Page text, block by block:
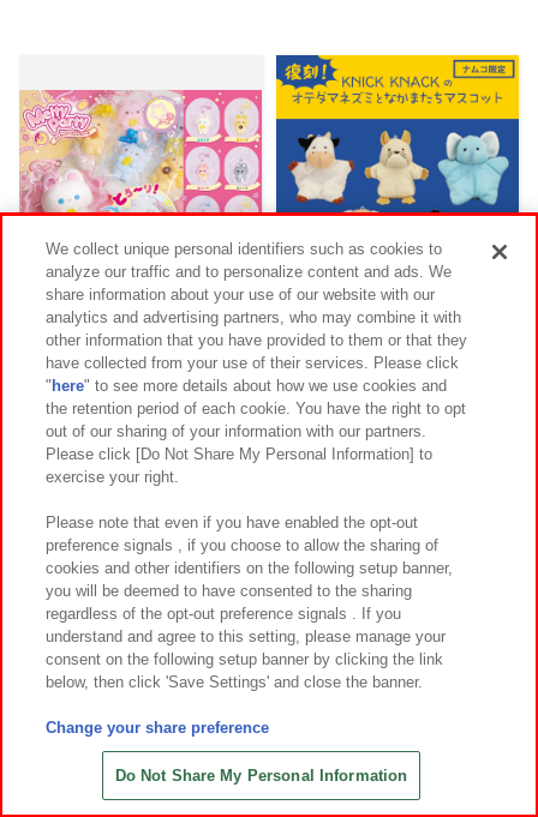
Melty Party スクイーズ
2026年6月第4週～登場
KNICK KNACKのオテダマネズミと
なかまたちマスコット
2026年6月20日～登場
わくわくの森 危険生物ぬいぐるみ L
2026年6月 20日～登場
CGエモルギア01
We collect unique personal identifiers such as cookies to
analyze our traffic and to personalize content and ads. We
share information about your use of our website with our
analytics and advertising partners, who may combine it with
other information that you have provided to them or that they
have collected from your use of their services. Please click
" here" to see more details about how we use cookies and
the retention period of each cookie. You have the right to opt
out of our sharing of your information with our partners.
Please click [Do Not Share My Personal Information] to
exercise your right.
Please note that even if you have enabled the opt-out
preference signals , if you choose to allow the sharing of
cookies and other identifiers on the following setup banner,
you will be deemed to have consented to the sharing
regardless of the opt-out preference signals . If you
understand and agree to this setting, please manage your
consent on the following setup banner by clicking the link
below, then click 'Save Settings' and close the banner.
Change your share preference
Do Not Share My Personal Information